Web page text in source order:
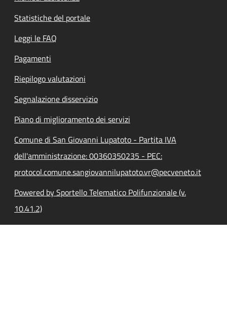
Statistiche del portale
Leggi le FAQ
Pagamenti
Riepilogo valutazioni
Segnalazione disservizio
Piano di miglioramento dei servizi
Comune di San Giovanni Lupatoto - Partita IVA
dell'amministrazione: 00360350235 - PEC:
protocol.comune.sangiovannilupatoto.vr@pecveneto.it
Powered by Sportello Telematico Polifunzionale (v.
10.41.2)